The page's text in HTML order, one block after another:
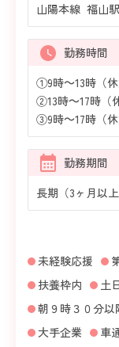
山陽本線 福山
勤務時間
①9時～13時（
②13時～17時（
③9時～17時（
勤務期間
長期（3ヶ月以上
未経験応援
扶養枠内
土
朝９時３０分以
大手企業
車